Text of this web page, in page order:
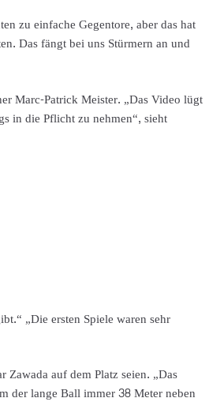
zu einfache Gegentore, aber das hat
Das fängt bei uns Stürmern an und
Marc-Patrick Meister. „Das Video lügt
in die Pflicht zu nehmen“, sieht
„Die ersten Spiele waren sehr
auf dem Platz seien. „Das
der lange Ball immer 38 Meter neben